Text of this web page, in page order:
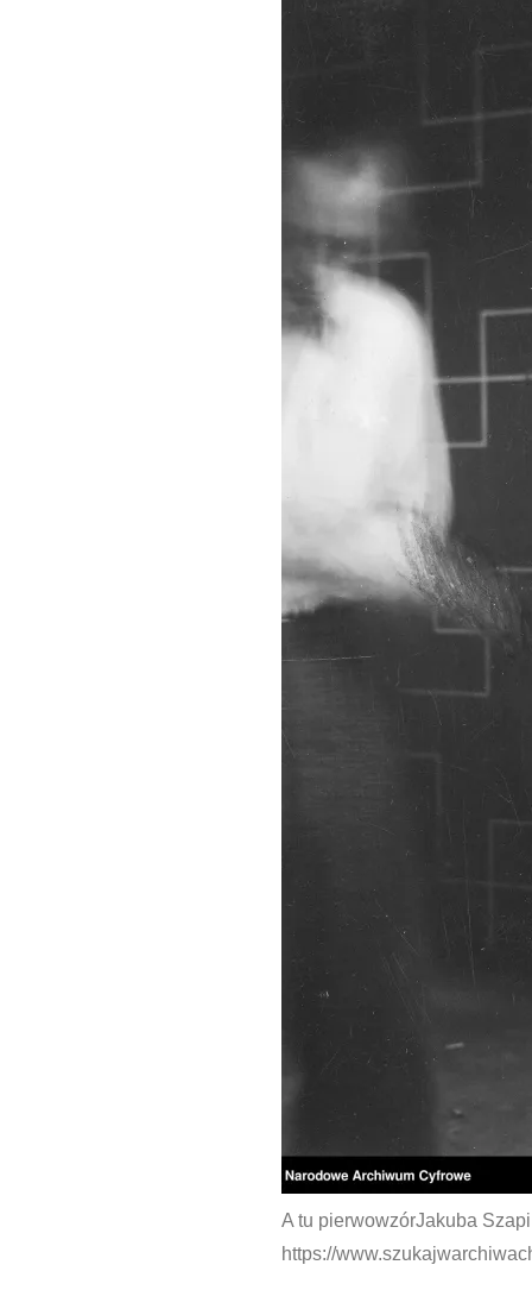
A tu pierwowzórJakuba
https://